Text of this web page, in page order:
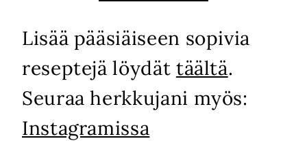
Lisää pääsiäiseen sopivia
reseptejä löydät täältä.
Seuraa herkkujani myös:
Instagramissa